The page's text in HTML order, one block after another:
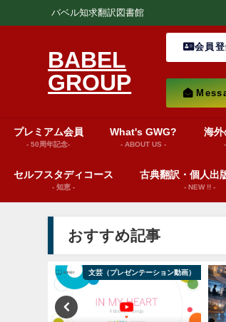
バベル知求翻訳図書館
BABEL
GROUP
会員
プレミアム会員
- 50周年記念-
What's GWG?
- ABOUT US -
海外
セルフスタディコース
- 知恵 -
古典翻訳・個人出
- NEW !! -
おすすめ記事
文芸（プレゼンテーション動画）